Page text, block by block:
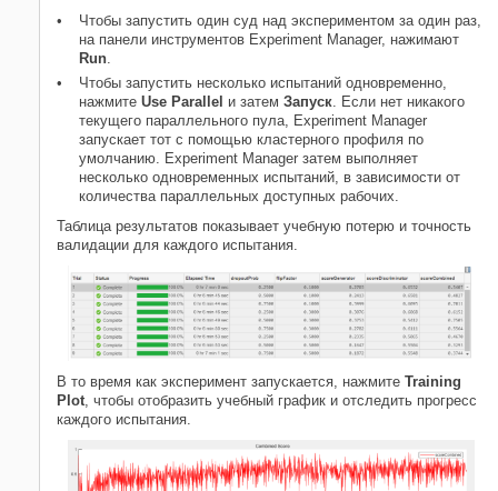
Чтобы запустить один суд над экспериментом за один раз,
на панели инструментов Experiment Manager, нажимают
Run
Чтобы запустить несколько испытаний одновременно,
нажмите Use Parallel и затем Запуск . Если нет никакого
текущего параллельного пула, Experiment Manager
запускает тот с помощью кластерного профиля по
умолчанию. Experiment Manager затем выполняет
несколько одновременных испытаний, в зависимости от
количества параллельных доступных рабочих.
Таблица результатов показывает учебную потерю и точность
валидации для каждого испытания.
В то время как эксперимент запускается, нажмите Training
Plot, чтобы отобразить учебный график и отследить прогресс
каждого испытания.